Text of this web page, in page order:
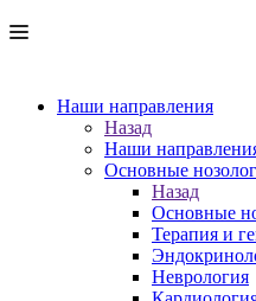
Наши направления
Назад
Наши
Основные
Назад
Основные
Терапия и
Неврология